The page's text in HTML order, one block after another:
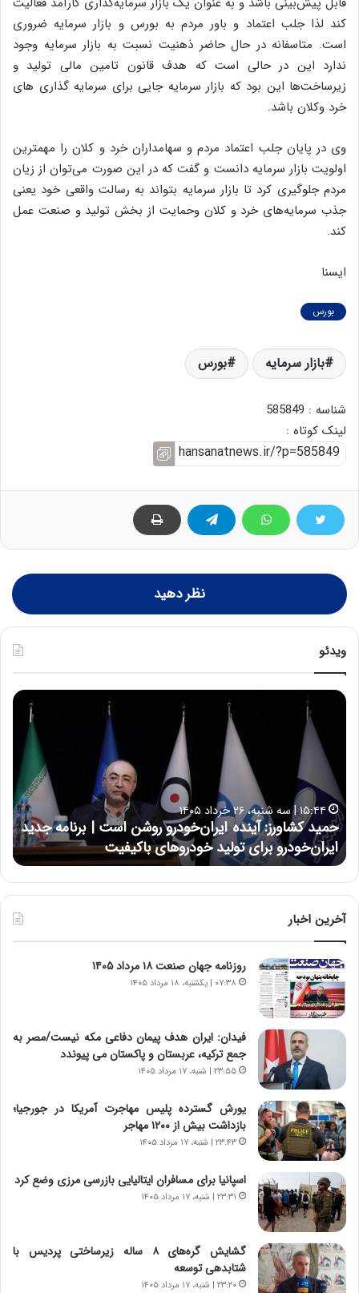
کند لذا جلب اعتماد و باور مردم به بورس و بازار سرمایه ضروری
است. متاسفانه در حال حاضر ذهنیت نسبت به بازار سرمایه وجود
ندارد این در حالی است که هدف قانون تامین مالی تولید و
زیرساخت‌ها این بود که بازار سرمایه جایی برای سرمایه گذاری های
خرد وکلان باشد.
وی در پایان جلب اعتماد مردم و سهامداران خرد و کلان را مهمترین
اولویت بازار سرمایه دانست و گفت که در این صورت می‌توان از زیان
مردم جلوگیری کرد تا بازار سرمایه بتواند به رسالت واقعی خود یعنی
جذب سرمایه‌های خرد و کلان وحمایت از بخش تولید و صنعت عمل
کند.
ایسنا
بورس
بازار سرمایه بورس
شناسه : 585849
لینک کوتاه :
نظر دهید
ویدئو
ح
ش
ا
و
ر
ز
:
آ
ی
ن
ا
ی
ر
ا
ن‌
د
ر
و
ر
و
ش
ن
ا
س
ت
|
ب
ر
۱۵:۴۴ | سه شنبه، ۲۶ خرداد ۱۴۰۵
حمید کشاورز: آینده ایران‌خودرو روشن است | برنامه جدید
ایران‌خودرو برای تولید خودروهای باکیفیت
ر
ط
آخرین اخبار
روزنامه جهان صنعت ۱۸ مرداد ۱۴۰۵
۰۷:۳۸ | یکشنبه، ۱۸ مرداد ۱۴۰۵
فیدان: ایران هدف پیمان دفاعی مکه نیست/مصر به
جمع ترکیه، عربستان و پاکستان می پیوندد
۲۳:۵۵ | شنبه، ۱۷ مرداد ۱۴۰۵
یورش گسترده پلیس مهاجرت آمریکا در جورجیا؛
بازداشت بیش از ۱۲۰۰ مهاجر
۲۳:۴۳ | شنبه، ۱۷ مرداد ۱۴۰۵
اسپانیا برای مسافران ایتالیایی بازرسی مرزی وضع کرد
۲۳:۳۱ | شنبه، ۱۷ مرداد ۱۴۰۵
گشایش گره‌های ۸ ساله زیرساختی پردیس با
شتابدهی توسعه
۲۳:۲۰ | شنبه، ۱۷ مرداد ۱۴۰۵